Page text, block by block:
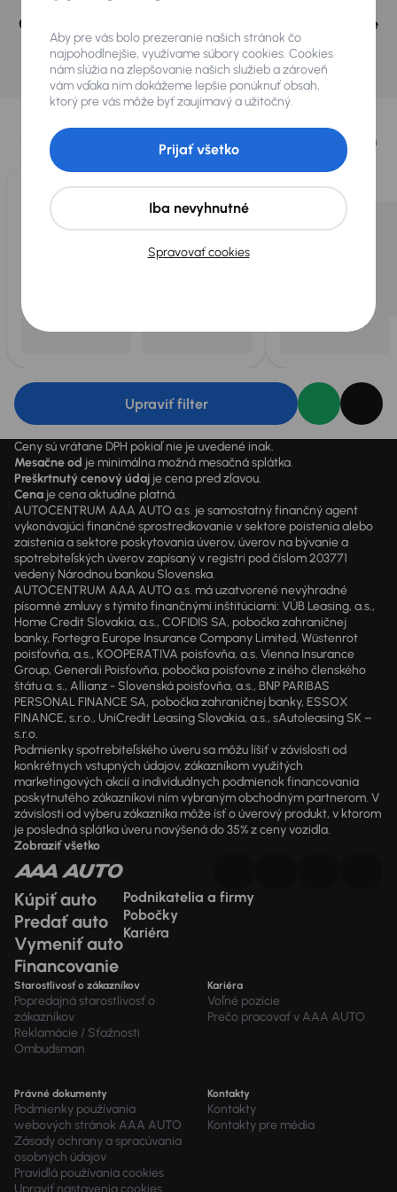
Českej republike a v Polsku môžeme mať podobné
vozidlá, ktoré hľadáte.
Nájsť podobný automobil
Vybrali sme pre vás
Vyberáme pre vás tie najlepšie vozidlá
z našej ponuky. Každý deň
pre vás vykúpimeaž 400 vozidiel
Upraviť filter
Ceny sú vrátane DPH pokiaľ nie je uvedené inak.
Mesačne od je minimálna možná mesačná splátka.
Preškrtnutý cenový údaj je cena pred zľavou.
Cena je cena aktuálne platná.
AUTOCENTRUM AAA AUTO a.s. je samostatný finančný agent
vykonávajúci finančné sprostredkovanie v sektore poistenia alebo
zaistenia a sektore poskytovania úverov, úverov na bývanie a
spotrebiteľských úverov zapísaný v registri pod číslom 203771
vedený Národnou bankou Slovenska.
AUTOCENTRUM AAA AUTO a.s. má uzatvorené nevýhradné
písomné zmluvy s týmito finančnými inštitúciami: VÚB Leasing, a.s.,
Home Credit Slovakia, a.s., COFIDIS SA, pobočka zahraničnej
banky, Fortegra Europe Insurance Company Limited, Wüstenrot
poisťovňa, a.s., KOOPERATIVA poisťovňa, a.s. Vienna Insurance
Group, Generali Poisťovňa, pobočka poisťovne z iného členského
štátu a. s., Allianz - Slovenská poisťovňa, a.s., BNP PARIBAS
PERSONAL FINANCE SA, pobočka zahraničnej banky, ESSOX
FINANCE, s.r.o., UniCredit Leasing Slovakia, a.s., sAutoleasing SK –
s.r.o.
Podmienky spotrebiteľského úveru sa môžu líšiť v závislosti od
konkrétnych vstupných údajov, zákazníkom využitých
marketingových akcií a individuálnych podmienok financovania
poskytnutého zákazníkovi ním vybraným obchodným partnerom. V
závislosti od výberu zákazníka môže ísť o úverový produkt, v ktorom
je posledná splátka úveru navýšená do 35% z ceny vozidla.
Zobraziť všetko
Kúpiť auto
Predať auto
Vymeniť auto
Financovanie
Podnikatelia a firmy
Pobočky
Kariéra
Starostlivosť o zákazníkov
Popredajná starostlivosť o
zákazníkov
Reklamácie / Sťažnosti
Ombudsman
Kariéra
Voľné pozície
Prečo pracovať v AAA AUTO
Právné dokumenty
Podmienky používania
webových stránok AAA AUTO
Zásady ochrany a spracúvania
osobných údajov
Pravidlá používania cookies
Upraviť nastavenia cookies
Kontakty
Kontakty
Kontakty pre média
Aby pre vás bolo prezeranie našich stránok čo
najpohodlnejšie, využívame súbory cookies. Cookies
nám slúžia na zlepšovanie našich služieb a zároveň
vám vďaka nim dokážeme lepšie ponúknuť obsah,
ktorý pre vás môže byť zaujímavý a užitočný.
Spravovať cookies
Iba nevyhnutné
Prijať všetko